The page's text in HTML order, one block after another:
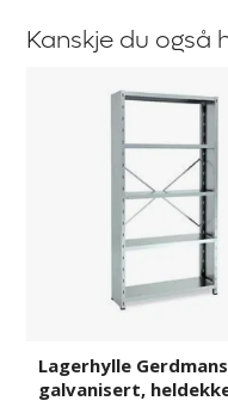
Kanskje du også
Gerdmanshyllen,
galvanisert,
heldekkende
Lagerhylle
galvanisert,